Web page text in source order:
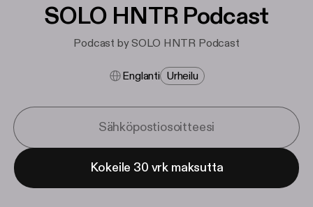
SOLO HNTR Podcast
Podcast by SOLO HNTR Podcast
Englanti Urheilu
Kokeile 30 vrk maksutta